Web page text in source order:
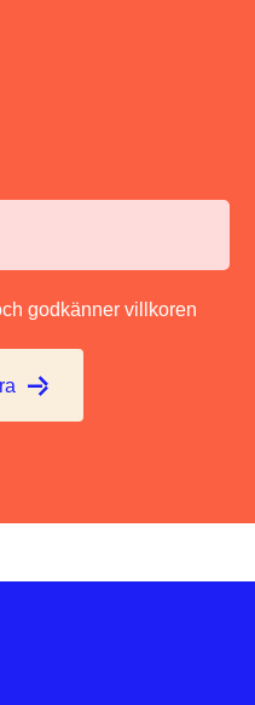
godkänner villkoren